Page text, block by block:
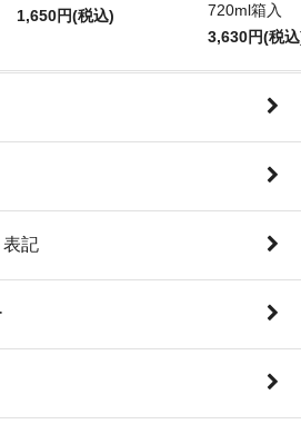
1,650円(税込)
720ml箱入
3,630円(税
記